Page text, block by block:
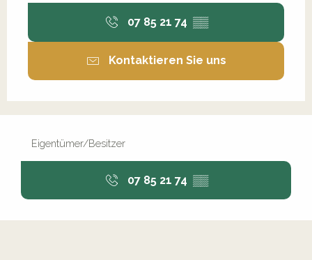
07 85 21 74 ▒▒
Kontaktieren Sie uns
Eigentümer/Besitzer
07 85 21 74 ▒▒